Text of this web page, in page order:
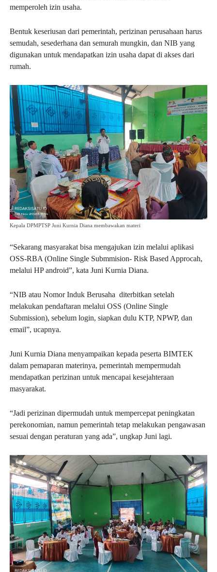
memperoleh izin usaha.
Bentuk keseriusan dari pemerintah, perizinan perusahaan harus
semudah, sesederhana dan semurah mungkin, dan NIB yang
digunakan untuk mendapatkan izin usaha dapat di akses dari
rumah.
Kepala DPMPTSP Juni Kurnia Diana membawakan materi
“Sekarang masyarakat bisa mengajukan izin melalui aplikasi
OSS-RBA (Online Single Submmision- Risk Based Approcah,
melalui HP android”, kata Juni Kurnia Diana.
“NIB atau Nomor Induk Berusaha diterbitkan setelah
melakukan pendaftaran melalui OSS (Online Single
Submission), sebelum login, siapkan dulu KTP, NPWP, dan
email”, ucapnya.
Juni Kurnia Diana menyampaikan kepada peserta BIMTEK
dalam pemaparan materinya, pemerintah mempermudah
mendapatkan perizinan untuk mencapai kesejahteraan
masyarakat.
“Jadi perizinan dipermudah untuk mempercepat peningkatan
perekonomian, namun pemerintah tetap melakukan pengawasan
sesuai dengan peraturan yang ada”, ungkap Juni lagi.